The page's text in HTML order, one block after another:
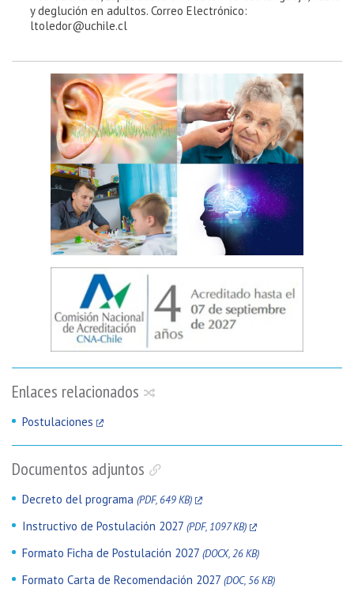
Enlaces relacionados
Postulaciones
Documentos adjuntos
Decreto del programa (PDF, 649 KB)
Instructivo de Postulación 2027 (PDF, 1097 KB)
Formato Ficha de Postulación 2027 (DOCX, 26 KB)
Formato Carta de Recomendación 2027 (DOC, 56 KB)
y deglución en adultos. Correo Electrónico:
ltoledor@uchile.cl